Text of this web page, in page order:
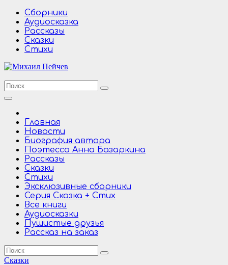
Перейти
содержимому
Сборники
Аудиосказка
Рассказы
Сказки
Стихи
Главная
Новости
Биография автора
Поэтесса Анна Базаркина
Рассказы
Сказки
Стихи
Эксклюзивные сборники
Серия Сказка + Стих
Все книги
Аудиосказки
Пушистые друзья
Рассказ на заказ
Сказки